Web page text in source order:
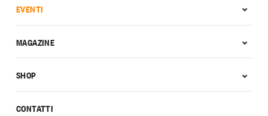
CONTATTI
EVENTI
MAGAZINE
SHOP